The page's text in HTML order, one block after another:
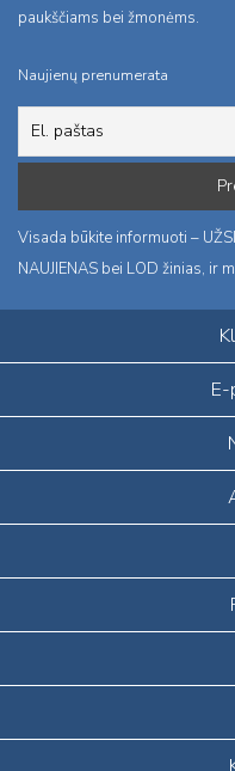
paukščiams bei žmonėms.
Naujienų prenumerata
Visada būkite informuoti –
NAUJIENAS bei LOD žinias, ir